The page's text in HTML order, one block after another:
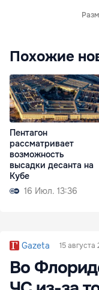
Похожие
Пентагон
рассматривает
возможность
высадки десанта на
Кубе
16 Июл. 13:36
Gazeta 15
Во